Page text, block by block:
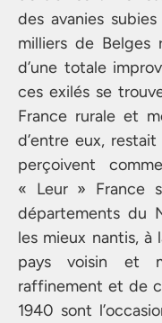
des avanies
milliers de Belges
d’une totale
ces exilés se
France rurale et
d’entre eux,
perçoivent
« Leur » France
départements du
les mieux nantis, à
pays voisin et
raffinement et de
1940 sont